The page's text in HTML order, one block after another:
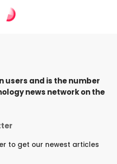
users and is the number
news network on the
to get our newest articles